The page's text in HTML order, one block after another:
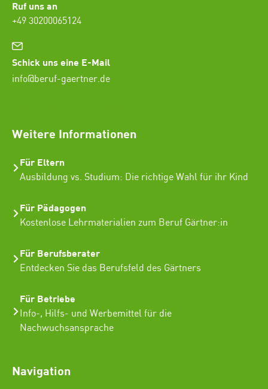
Ruf uns an
+49 30200065124
Schick uns eine E-Mail
info@beruf-gaertner.de
Weitere Informationen
Für Eltern
Ausbildung vs. Studium: Die richtige Wahl für ihr Kind
Für Pädagogen
Kostenlose Lehrmaterialien zum Beruf Gärtner:in
Für Berufsberater
Entdecken Sie das Berufsfeld des Gärtners
Für Betriebe
Info-, Hilfs- und Werbemittel für die
Nachwuchsansprache
Navigation